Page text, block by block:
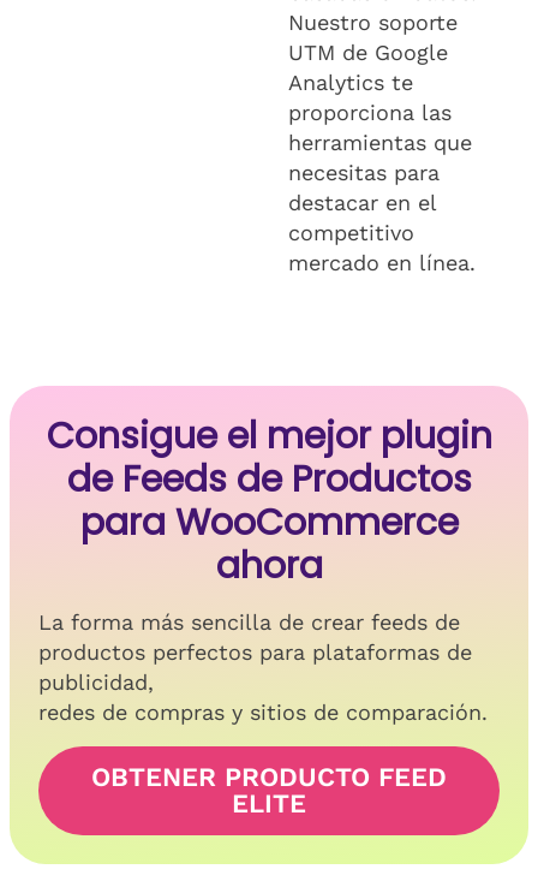
Nuestro soporte
UTM de Google
Analytics te
proporciona las
herramientas que
necesitas para
destacar en el
competitivo
mercado en línea.
Consigue el mejor plugin
de Feeds de Productos
para WooCommerce
ahora
La forma más sencilla de crear feeds de
productos perfectos para plataformas de
publicidad,
redes de compras y sitios de comparación.
OBTENER PRODUCTO FEED
ELITE